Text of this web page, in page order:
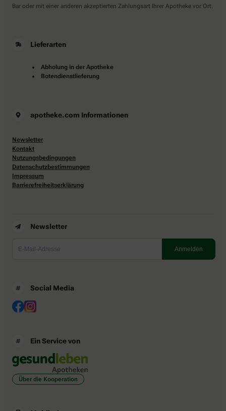
Bar oder mit einer anderen akzeptierten Zahlungsart Ihrer Apotheke vor Ort.
Lieferarten
Abholung in der Apotheke
Botendienstlieferung
apotheke.com Informationen
Newsletter
Kontakt
Nutzungsbedingungen
Datenschutzbestimmungen
Impressum
Barrierefreiheitserklärung
Newsletter
Social Media
Ein Service von
Über die Kooperation